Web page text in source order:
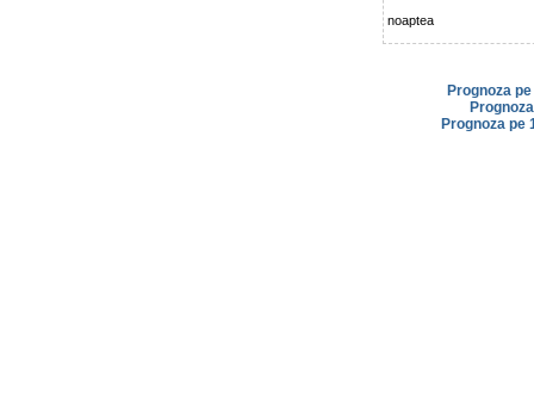
noaptea
Prognoza
Prognoza pe